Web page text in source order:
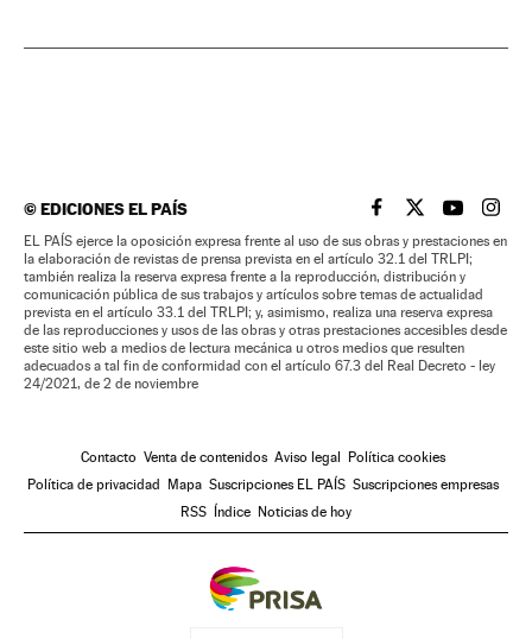
©EDICIONES EL PAÍS EL PAÍS BRASIL EN
EL PAÍSEL PAÍS
EL
EL PAÍS ejerce la oposición expresa frente al uso de sus obras y prestaciones en
la elaboración de revistas de prensa prevista en el artículo 32.1 del TRLPI;
también realiza la reserva expresa frente a la reproducción, distribución y
comunicación pública de sus trabajos y artículos sobre temas de actualidad
prevista en el artículo 33.1 del TRLPI; y, asimismo, realiza una reserva expresa
de las reproducciones y usos de las obras y otras prestaciones accesibles desde
este sitio web a medios de lectura mecánica u otros medios que resulten
adecuados a tal fin de conformidad con el artículo 67.3 del Real Decreto - ley
24/2021, de 2 de noviembre
Contacto Venta de contenidos Aviso legal
Política cookies
Política de privacidad
Mapa Suscripciones EL PAÍS Suscripciones empresas
RSS
Índice Noticias de hoy